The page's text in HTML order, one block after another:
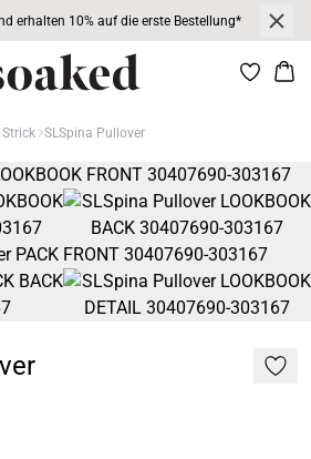
erhalten 10% auf die erste Bestellung*
Strick SLSpina Pullover